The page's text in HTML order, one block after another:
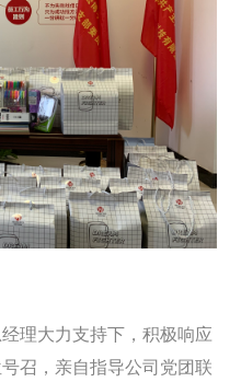
理大力支持下，积极响应
召，亲自指导公司党团联